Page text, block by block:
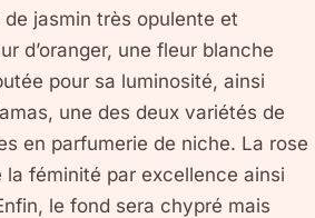
jasmin très opulente et
d’oranger, une fleur blanche
pour sa luminosité, ainsi
une des deux variétés de
en parfumerie de niche. La rose
la féminité par excellence ainsi
le fond sera chypré mais